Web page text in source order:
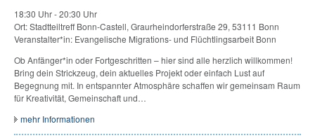
18:30 Uhr-20:30 Uhr
Ort: Stadtteiltreff Bonn-Castell, Graurheindorferstraße 29, 53111 Bonn
Veranstalter*in: Evangelische Migrations- und Flüchtlingsarbeit Bonn
Ob Anfänger*in oder Fortgeschritten – hier sind alle herzlich willkommen!
Bring dein Strickzeug, dein aktuelles Projekt oder einfach Lust auf
Begegnung mit. In entspannter Atmosphäre schaffen wir gemeinsam Raum
für Kreativität, Gemeinschaft und…
mehr Informationen